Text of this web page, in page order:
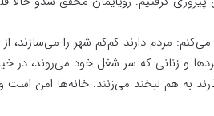
مردم دارند کم‌کم شهر را
و زنانی که سر شغل خود می‌روند، در
به هم لبخند می‌زنند. خانه‌ها امن است